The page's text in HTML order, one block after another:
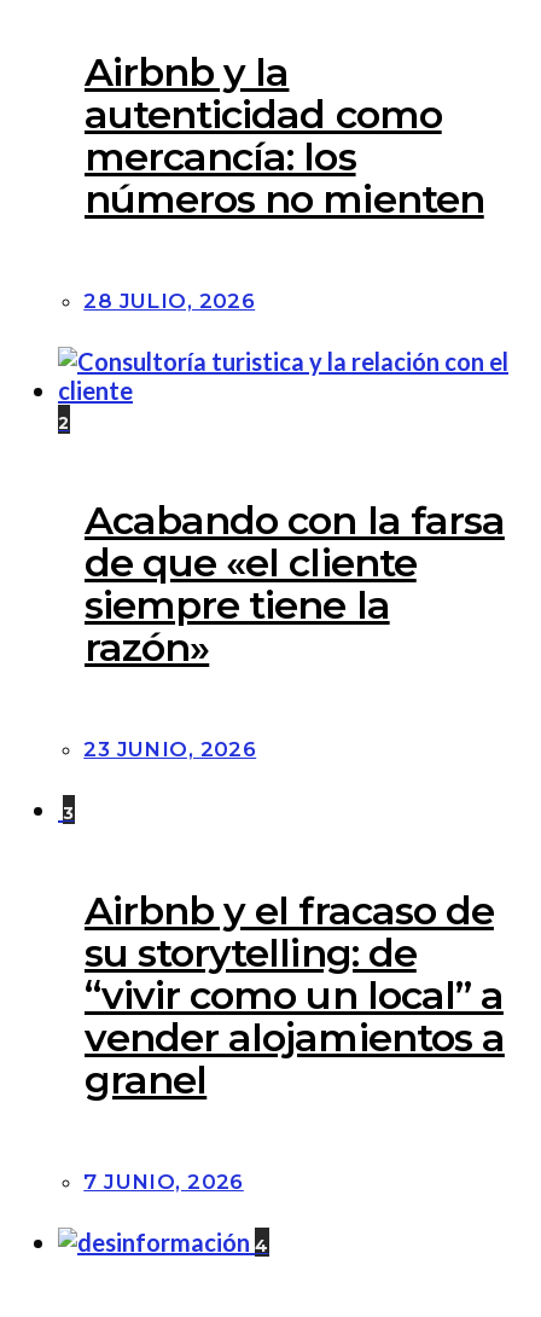
Airbnb y la
autenticidad como
mercancía: los
números no mienten
28 JULIO, 2026
2
Acabando con la farsa
de que «el cliente
siempre tiene la
razón»
23 JUNIO, 2026
3
Airbnb y el fracaso de
su storytelling: de
“vivir como un local” a
vender alojamientos a
granel
7 JUNIO, 2026
4